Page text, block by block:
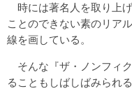
時には著名人を取り上
ことのできない素のリア
線を画している。
そんな『ザ・ノンフィ
ることもしばしばみられ